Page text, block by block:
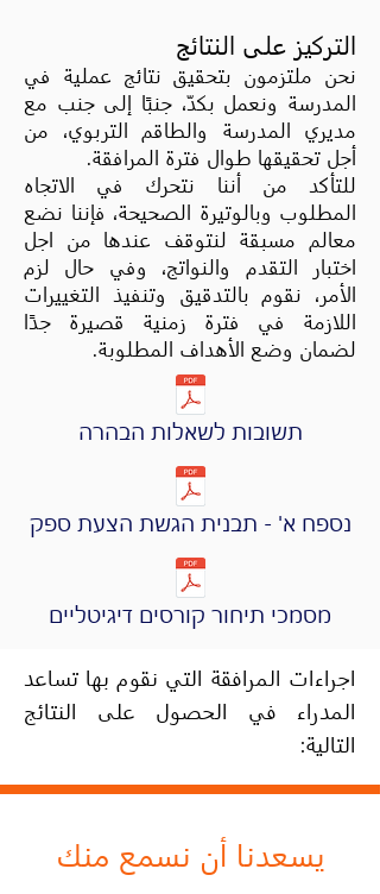
נספח א' - תבנית הגשת הצעת ספק
מסמכי תיחור קורסים דיגיטליים
תשובות לשאלות הבהרה
التركيز على النتائج
نحن ملتزمون بتحقيق نتائج عملية في
المدرسة ونعمل بكدّ، جنبًا إلى جنب مع
مديري المدرسة والطاقم التربوي، من
أجل تحقيقها طوال فترة المرافقة.
للتأكد من أننا نتحرك في الاتجاه
المطلوب وبالوتيرة الصحيحة، فإننا نضع
معالم مسبقة لنتوقف عندها من اجل
اختبار التقدم والنواتج، وفي حال لزم
الأمر، نقوم بالتدقيق وتنفيذ التغييرات
اللازمة في فترة زمنية قصيرة جدًا
لضمان وضع الأهداف المطلوبة.
اجراءات المرافقة التي نقوم بها تساعد
المدراء في الحصول على النتائج
التالية:
يسعدنا أن نسمع منك